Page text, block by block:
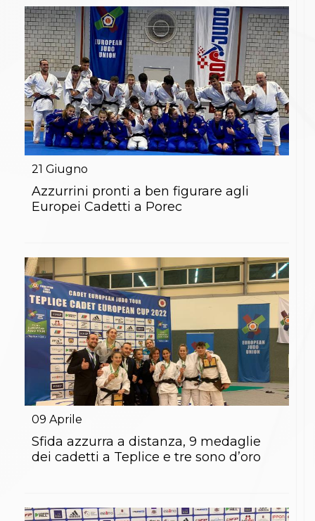
21 Giugno
Azzurrini pronti a ben figurare agli
Europei Cadetti a Porec
09 Aprile
Sfida azzurra a distanza, 9 medaglie
dei cadetti a Teplice e tre sono d’oro